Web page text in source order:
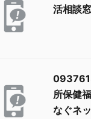
活相談
所保健
なぐネ